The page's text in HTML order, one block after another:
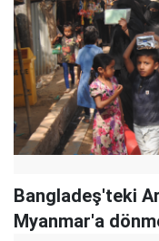
Bangladeş'teki
Myanmar'a